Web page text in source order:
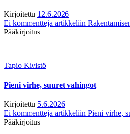
Kirjoitettu 12.6.2026
Ei kommentteja artikkeliin
Pääkirjoitus
Tapio Kivistö
Pieni virhe, suuret vahingot
Kirjoitettu 5.6.2026
Ei kommentteja artikkeliin Pieni virhe,
Pääkirjoitus